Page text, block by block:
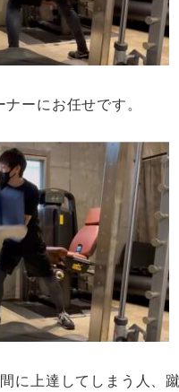
ーにお任せです。
に上達してしまう人、